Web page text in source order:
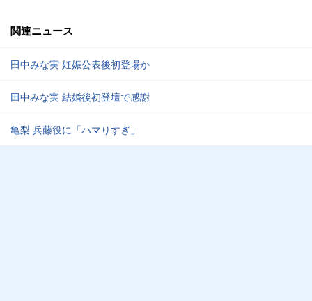
関連ニュース
田中みな実 妊娠公表後初登場か
田中みな実 結婚後初登壇で感謝
亀梨 兵藤役に「ハマりすぎ」